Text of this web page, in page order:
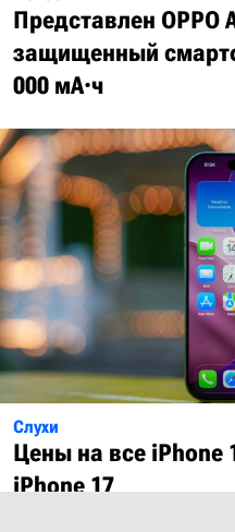
Представлен OPPO
защищенный
000 мА·ч
Слухи
Цены на все iPhone
iPhone 17